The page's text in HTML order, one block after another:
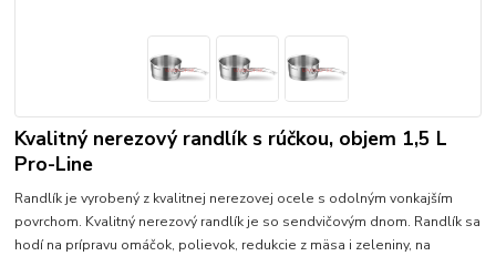
Kvalitný nerezový randlík s rúčkou, objem 1,5 L
Pro-Line
Randlík je vyrobený z kvalitnej nerezovej ocele s odolným vonkajším
povrchom. Kvalitný nerezový randlík je so sendvičovým dnom. Randlík sa
hodí na prípravu omáčok, polievok, redukcie z mäsa i zeleniny, na